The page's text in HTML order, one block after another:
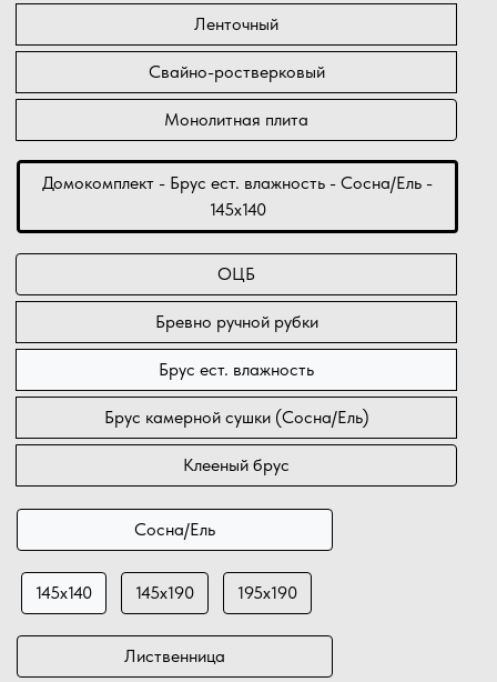
Ленточный
Свайно-ростверковый
Монолитная плита
Домокомплект - Брус ест. влажность - Сосна/Ель -
145х140
ОЦБ
Бревно ручной рубки
Брус ест. влажность
Брус камерной сушки (Сосна/Ель)
Клееный брус
Сосна/Ель
145х140 145х190 195х190
Лиственница